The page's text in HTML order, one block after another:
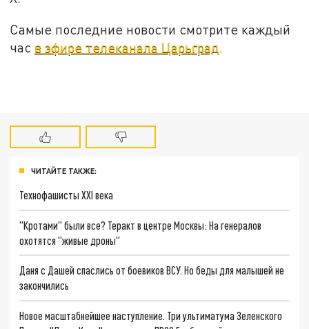
Самые последние новости смотрите каждый
час в эфире телеканала Царьград
ЧИТАЙТЕ ТАКЖЕ:
Технофашисты XXI века
"Кротами" были все? Теракт в центре Москвы: На генералов
охотятся "живые дроны"
Даня с Дашей спаслись от боевиков ВСУ. Но беды для малышей не
закончились
Новое масштабнейшее наступление. Три ультиматума Зеленского